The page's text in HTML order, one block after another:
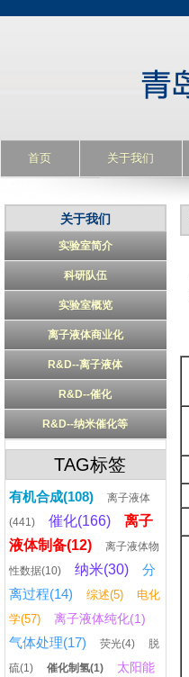
首页 关于我们
关于我们
实验室简介
科研队伍
实验室概览
离子液体商业化
R&D--离子液体
R&D--催化
R&D--纳米催化等
TAG标签
有机合成(108)
离子液体
(441)
催化(166)
离子
液体制备(12)
离子液体物
性数据(10)
纳米(30)
分
离过程(14)
综述(5)
电化
学(57)
离子液体纯化(1)
气体处理(17) 荧光(4)
脱
硫(1)
催化制氢(1)
太阳能